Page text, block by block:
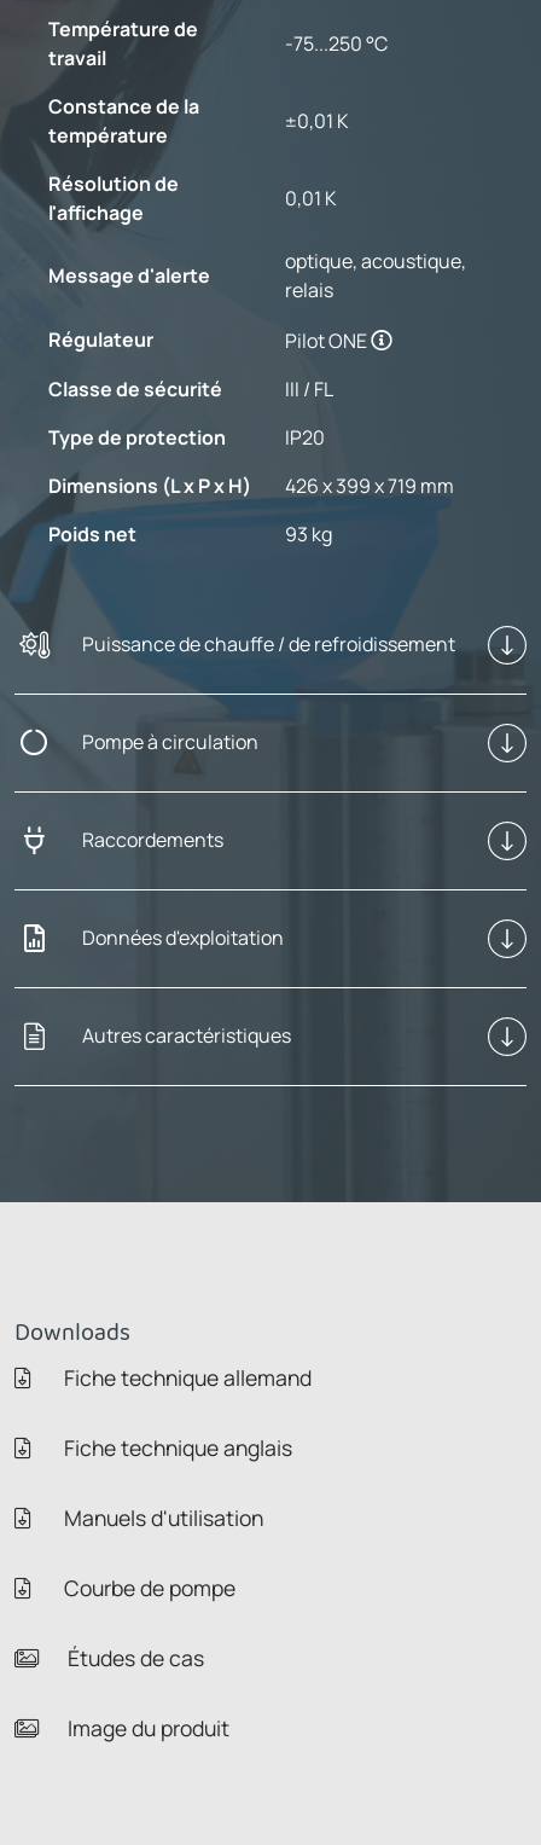
Température de
travail
-75...250 °C
Constance de la
température
±0,01 K
Résolution de
l'affichage
0,01 K
Message d'alerte
optique, acoustique,
relais
Régulateur
Pilot ONE
Classe de sécurité
III / FL
Type de protection
IP20
Dimensions (L x P x H)
426 x 399 x 719 mm
Poids net
93 kg
Puissance de chauffe / de refroidissement
Pompe à circulation
Raccordements
Données d'exploitation
Autres caractéristiques
Downloads
Fiche technique allemand
Fiche technique anglais
Manuels d'utilisation
Courbe de pompe
Études de cas
Image du produit